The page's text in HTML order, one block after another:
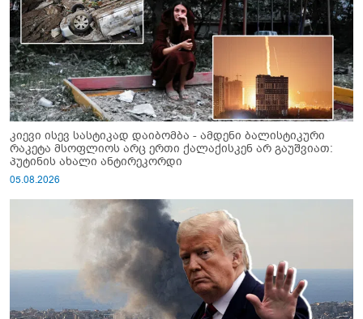
კიევი ისევ სასტიკად დაიბომბა - ამდენი ბალისტიკური
რაკეტა მსოფლიოს არც ერთი ქალაქისკენ არ გაუშვიათ:
პუტინის ახალი ანტირეკორდი
05.08.2026